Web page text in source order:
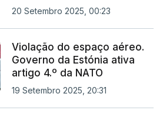
20 Setembro 2025, 00:23
Violação do espaço aéreo.
Governo da Estónia ativa
artigo 4.º da NATO
19 Setembro 2025, 20:31